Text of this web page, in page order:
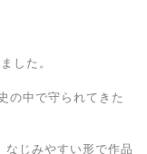
した。
の中で守られてきた
なじみやすい形で作品